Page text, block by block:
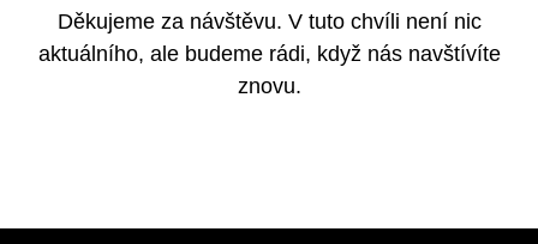
Děkujeme za návštěvu. V tuto chvíli není nic
aktuálního, ale budeme rádi, když nás navštívíte
znovu.